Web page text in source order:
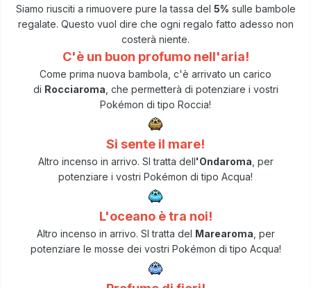
Siamo riusciti a rimuovere pure la tassa del 5% sulle bambole
regalate. Questo vuol dire che ogni regalo fatto adesso non
costerà niente.
C'è un buon profumo nell'aria!
Come prima nuova bambola, c'è arrivato un carico
di Rocciaroma , che permetterà di potenziare i vostri
Pokémon di tipo Roccia!
Si sente il mare!
Altro incenso in arrivo. SI tratta dell'Ondaroma , per
potenziare i vostri Pokémon di tipo Acqua!
L'oceano è tra noi!
Altro incenso in arrivo. SI tratta del Marearoma , per
potenziare le mosse dei vostri Pokémon di tipo Acqua!